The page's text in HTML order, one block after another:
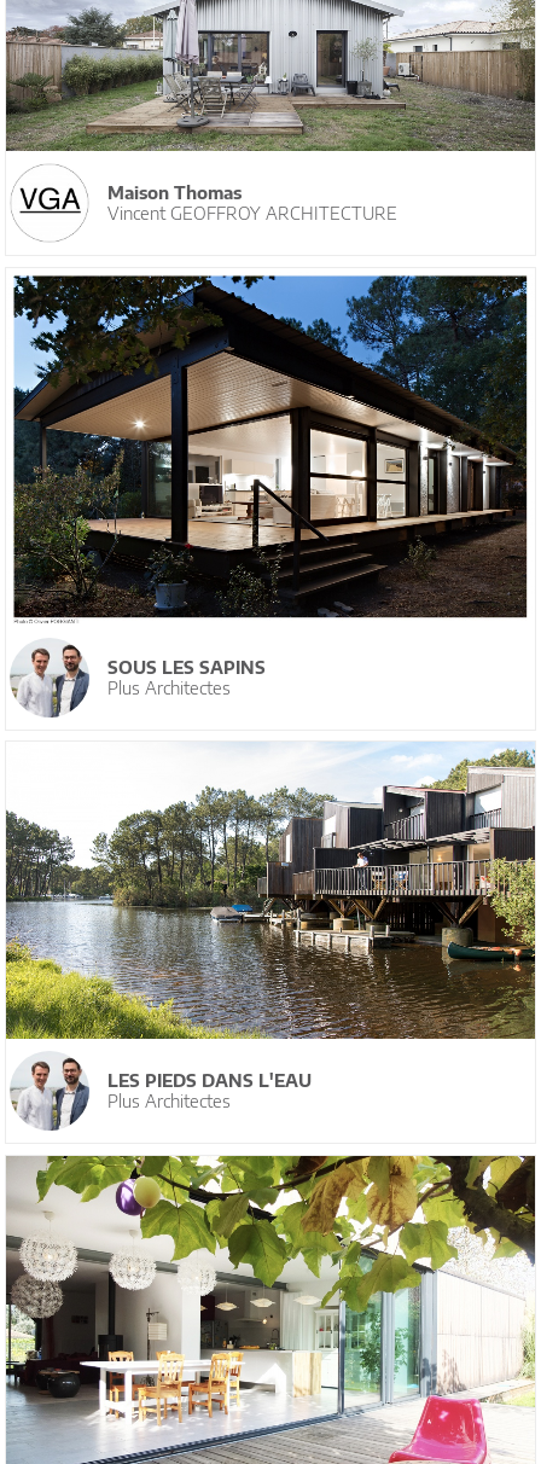
Maison Thomas
Vincent GEOFFROY ARCHITECTURE
SOUS LES SAPINS
Plus Architectes
LES PIEDS DANS L'EAU
Plus Architectes